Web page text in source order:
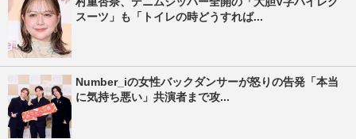
スーツ」も「トイレの時どうすれば...
Number_iの女性バックダンサーが怒りの告発「本当
に気持ち悪い」共演者まで攻...